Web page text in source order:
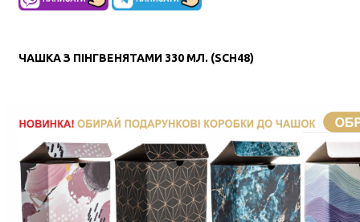
ЧАШКА З ПІНГВЕНЯТАМИ 330 МЛ. (SCH48)